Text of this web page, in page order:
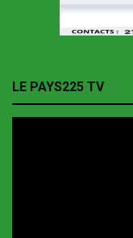
LE PAYS225 TV